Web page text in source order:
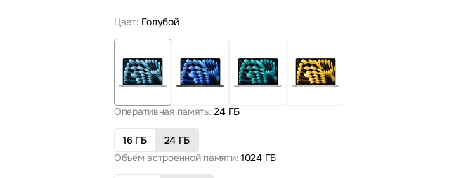
Цвет: Голубой
Оперативная память: 24 ГБ
16 ГБ
24 ГБ
Объём встроенной памяти: 1024 ГБ